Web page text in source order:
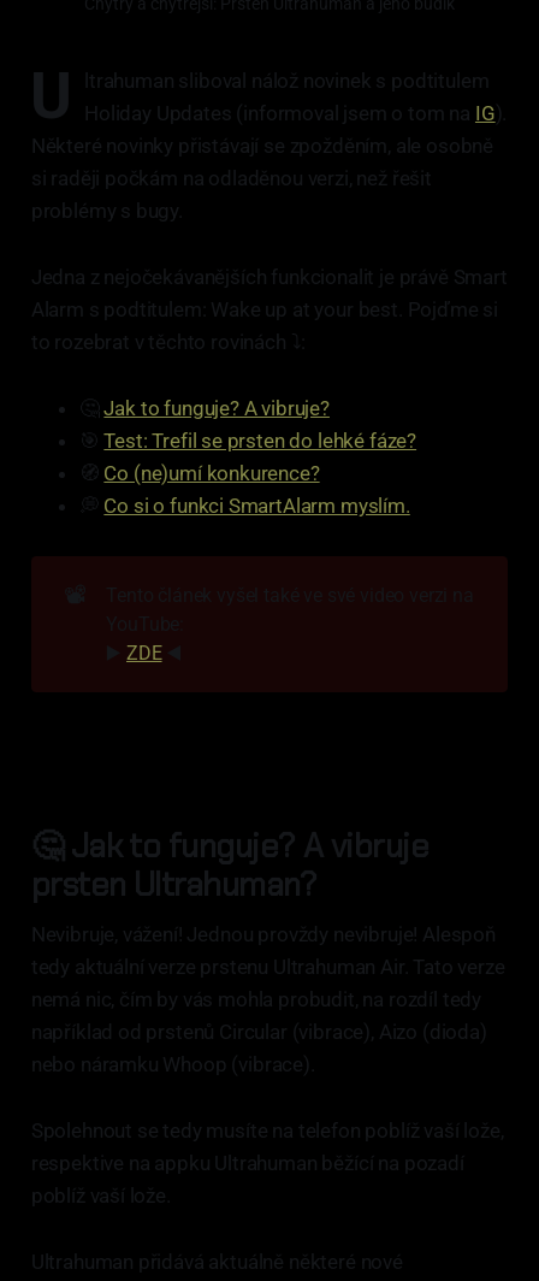
Chytrý a chytřejší: Prsten Ultrahuman a jeho budík
U
ltrahuman sliboval nálož novinek s podtitulem
Holiday Updates (informoval jsem o tom na IG).
Některé novinky přistávají se zpožděním, ale osobně
si raději počkám na odladěnou verzi, než řešit
problémy s bugy.
Jedna z nejočekávanějších funkcionalit je právě Smart
Alarm s podtitulem: Wake up at your best. Pojďme si
to rozebrat v těchto rovinách ⤵️:
🤔Jak to funguje? A vibruje?
🎯Test: Trefil se prsten do lehké fáze?
🧭 Co (ne)umí konkurence?
💭 Co si o funkci SmartAlarm myslím.
▶️ZDE◀️
🤔 Jak to funguje? A vibruje
prsten Ultrahuman?
Nevibruje, vážení! Jednou provždy nevibruje! Alespoň
tedy aktuální verze prstenu Ultrahuman Air. Tato verze
nemá nic, čím by vás mohla probudit, na rozdíl tedy
například od prstenů Circular (vibrace), Aizo (dioda)
nebo náramku Whoop (vibrace).
Spolehnout se tedy musíte na telefon poblíž vaší lože,
respektive na appku Ultrahuman běžící na pozadí
poblíž vaší lože.
Ultrahuman přidává aktuálně některé nové